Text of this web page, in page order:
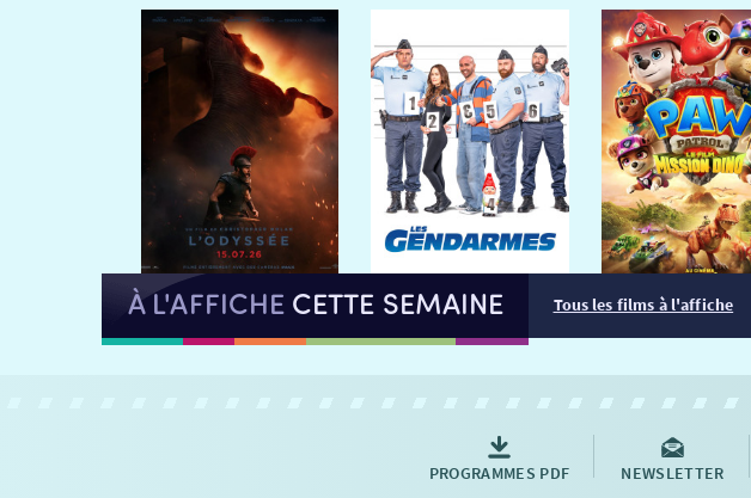
À L'AFFICHE CETTE SEMAINE Tous les films à l'affiche
PROGRAMMES PDF NEWSLETTER